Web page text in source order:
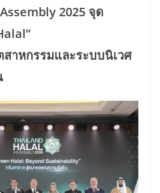
2025 จุด
าหกรรมและระบบนิเวศ